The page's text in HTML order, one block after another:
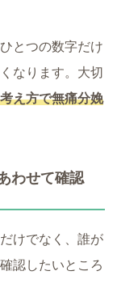
とつの数字だけ
なります。大切
え方で無痛分娩
わせて確認
けでなく、誰が
認したいところ